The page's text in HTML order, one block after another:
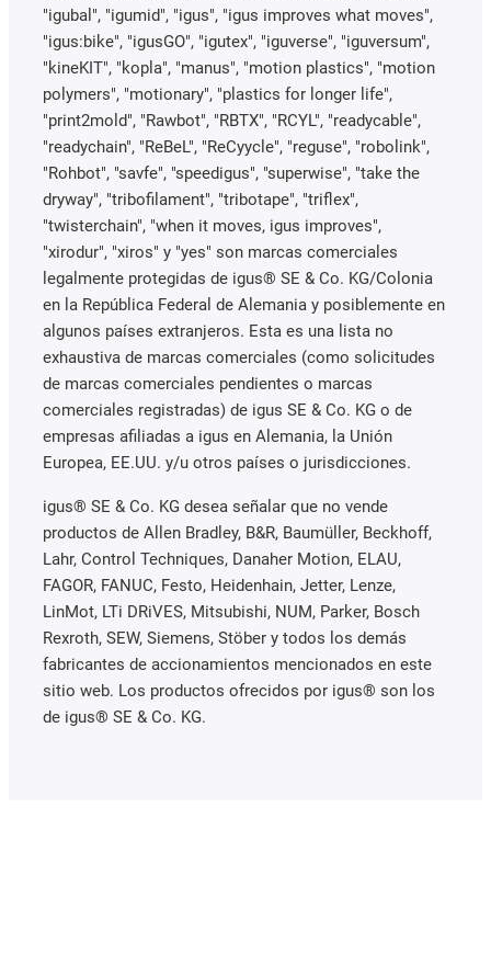
"igubal", "igumid", "igus", "igus improves what moves",
"igus:bike", "igusGO", "igutex", "iguverse", "iguversum",
"kineKIT", "kopla", "manus", "motion plastics", "motion
polymers", "motionary", "plastics for longer life",
"print2mold", "Rawbot", "RBTX", "RCYL", "readycable",
"readychain", "ReBeL", "ReCyycle", "reguse", "robolink",
"Rohbot", "savfe", "speedigus", "superwise", "take the
dryway", "tribofilament", "tribotape", "triflex",
"twisterchain", "when it moves, igus improves",
"xirodur", "xiros" y "yes" son marcas comerciales
legalmente protegidas de igus® SE & Co. KG/Colonia
en la República Federal de Alemania y posiblemente en
algunos países extranjeros. Esta es una lista no
exhaustiva de marcas comerciales (como solicitudes
de marcas comerciales pendientes o marcas
comerciales registradas) de igus SE & Co. KG o de
empresas afiliadas a igus en Alemania, la Unión
Europea, EE.UU. y/u otros países o jurisdicciones.
igus® SE & Co. KG desea señalar que no vende
productos de Allen Bradley, B&R, Baumüller, Beckhoff,
Lahr, Control Techniques, Danaher Motion, ELAU,
FAGOR, FANUC, Festo, Heidenhain, Jetter, Lenze,
LinMot, LTi DRiVES, Mitsubishi, NUM, Parker, Bosch
Rexroth, SEW, Siemens, Stöber y todos los demás
fabricantes de accionamientos mencionados en este
sitio web. Los productos ofrecidos por igus® son los
de igus® SE & Co. KG.